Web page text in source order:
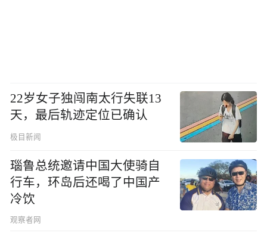
22岁女子独闯南太行失联13
天，最后轨迹定位已确认
极目新闻
瑙鲁总统邀请中国大使骑自
行车，环岛后还喝了中国产
冷饮
观察者网